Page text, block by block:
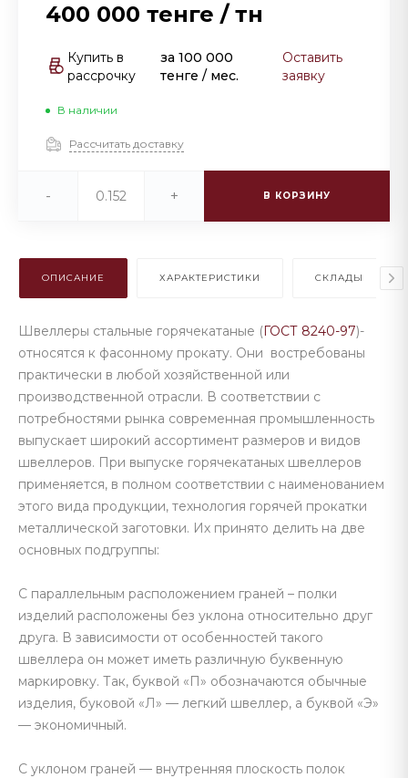
400 000 тенге / тн
Купить в
рассрочку
за 100 000
тенге / мес.
Оставить
заявку
В наличии
Рассчитать доставку
- + В КОРЗИНУ
ОПИСАНИЕ ХАРАКТЕРИСТИКИ СКЛАДЫ
Швеллеры стальные горячекатаные (ГОСТ 8240-97)-
относятся к фасонному прокату. Они востребованы
практически в любой хозяйственной или
производственной отрасли. В соответствии с
потребностями рынка современная промышленность
выпускает широкий ассортимент размеров и видов
швеллеров. При выпуске горячекатаных швеллеров
применяется, в полном соответствии с наименованием
этого вида продукции, технология горячей прокатки
металлической заготовки. Их принято делить на две
основных подгруппы:
С параллельным расположением граней – полки
изделий расположены без уклона относительно друг
друга. В зависимости от особенностей такого
швеллера он может иметь различную буквенную
маркировку. Так, буквой «П» обозначаются обычные
изделия, буковой «Л» — легкий швеллер, а буквой «Э»
— экономичный.
С уклоном граней — внутренняя плоскость полок